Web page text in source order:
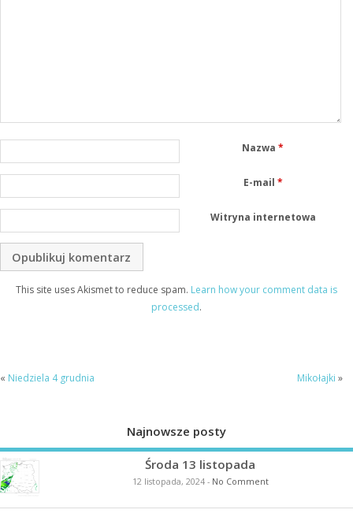
Nazwa*
E-mail *
Witryna internetowa
This site uses Akismet to reduce spam. Learn how your comment data is
processed.
« Niedziela 4 grudnia Mikołajki »
Najnowsze posty
Środa 13 listopada
12 listopada, 2024- No Comment